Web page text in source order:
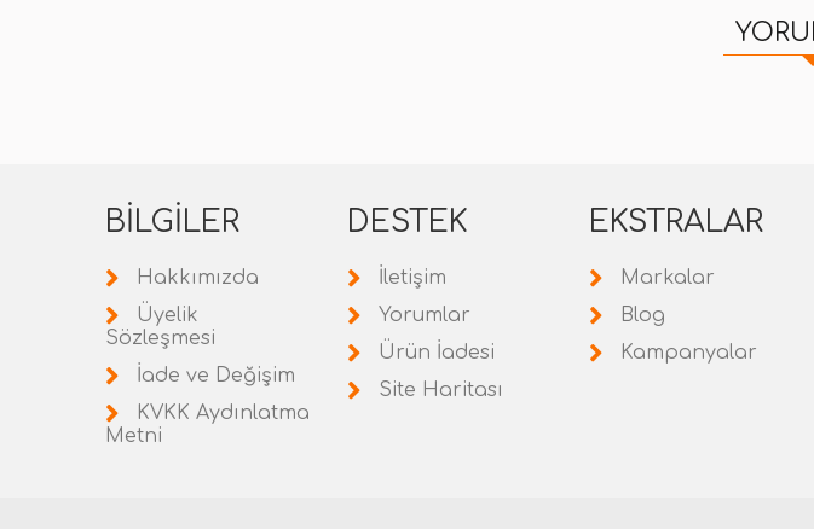
BILGILER
Hakkımızda
Üyelik
Sözleşmesi
İade ve Değişim
KVKK Aydınlatma
Metni
DESTEK
İletişim
Yorumlar
Ürün İadesi
Site Haritası
EKSTRALAR
Markalar
Blog
Kampanyalar